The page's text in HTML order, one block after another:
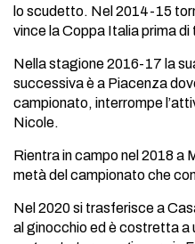
lo scudetto. Nel 2014-15
vince la Coppa Italia prima
Nella stagione 2016-17 la
successiva è a Piacenza
campionato, interrompe
Nicole.
Rientra in campo nel 2018 a
metà del campionato che
Nel 2020 si trasferisce a
al ginocchio ed è costretta a